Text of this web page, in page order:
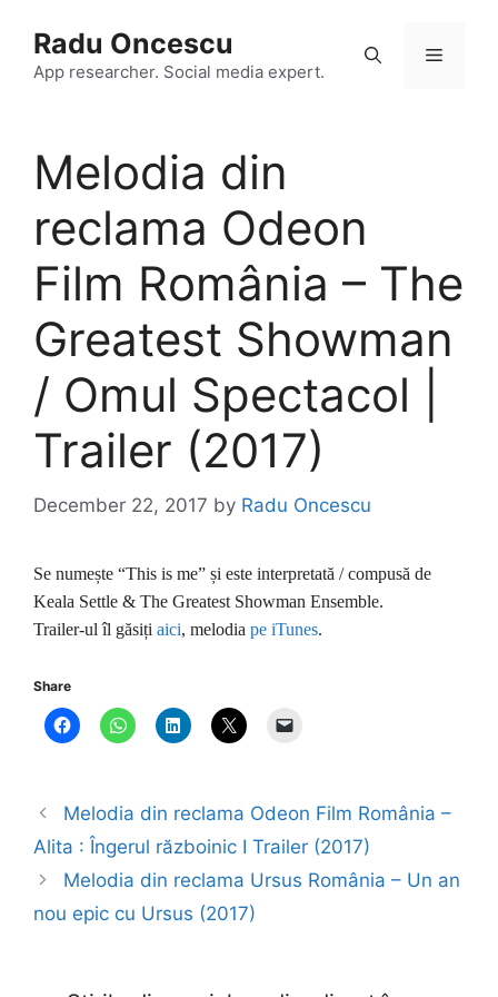
content
Radu Oncescu
App researcher. Social media expert.
Menu
Melodia din
reclama Odeon
Film România – The
Greatest Showman
/ Omul Spectacol |
Trailer (2017)
December 22, 2017 by Radu Oncescu
Se numește “This is me” și este interpretată / compusă de
Keala Settle & The Greatest Showman Ensemble.
Trailer-ul îl găsiți aici, melodia pe iTunes.
Share
Melodia din reclama Odeon Film România –
Alita : Îngerul războinic I Trailer (2017)
Melodia din reclama Ursus România – Un an
nou epic cu Ursus (2017)